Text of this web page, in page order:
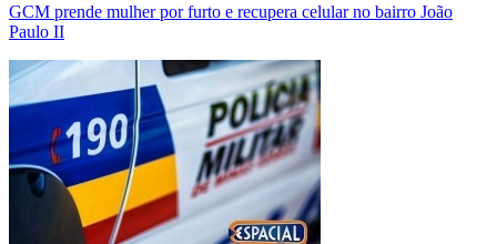
GCM prende mulher por furto e recupera celular no bairro João
Paulo II